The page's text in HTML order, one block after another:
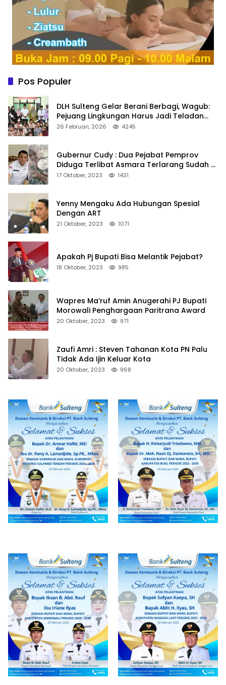
Pos Populer
DLH Sulteng Gelar Berani Berbagi, Wagub:
Pejuang Lingkungan Harus Jadi Teladan
Kepedulian
26 Februari, 2026 4245
Gubernur Cudy : Dua Pejabat Pemprov
Diduga Terlibat Asmara Terlarang Sudah di
Non Job
17 Oktober, 2023 1431
Yenny Mengaku Ada Hubungan Spesial
Dengan ART
21 Oktober, 2023 1071
Apakah Pj Bupati Bisa Melantik Pejabat?
18 Oktober, 2023 985
Wapres Ma’ruf Amin Anugerahi PJ Bupati
Morowali Penghargaan Paritrana Award
20 Oktober, 2023 971
Zaufi Amri : Steven Tahanan Kota PN Palu
Tidak Ada Ijin Keluar Kota
20 Oktober, 2023 968